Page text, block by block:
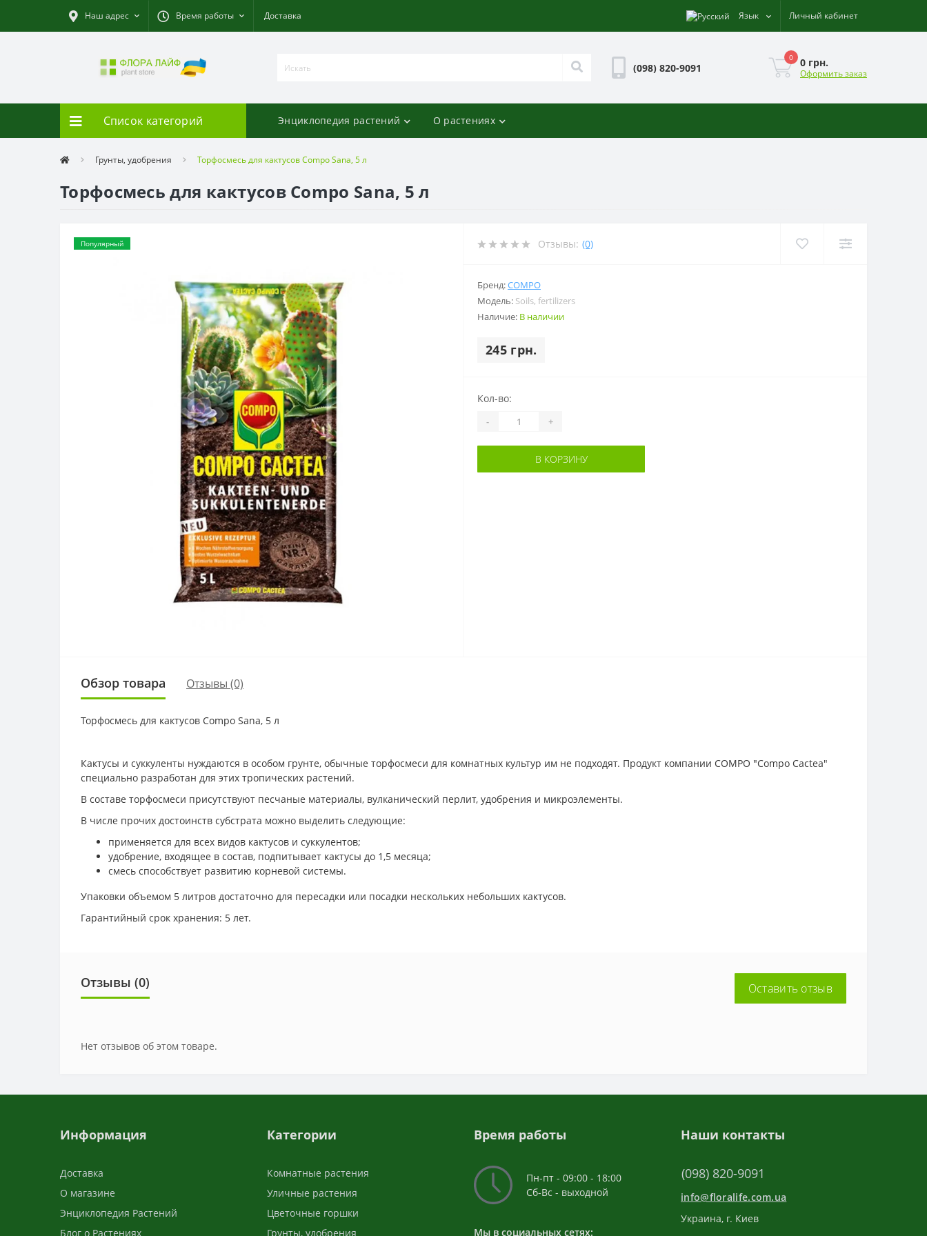
Наш адрес Время работы Доставка Язык Личный кабинет
(098) 820-9091
0 0 грн.
Оформить заказ
Список категорий Энциклопедия растений О растениях
Грунты, удобрения Торфосмесь для кактусов Compo Sana, 5 л
Торфосмесь для кактусов Compo Sana, 5 л
Популярный Отзывы: (0)
Бренд:COMPO
Модель: Soils, fertilizers
Наличие: В наличии
245 грн.
Кол-во:
- +
В КОРЗИНУ
Обзор товара Отзывы (0)
Торфосмесь для кактусов Compo Sana, 5 л
Кактусы и суккуленты нуждаются в особом грунте, обычные торфосмеси для комнатных культур им не подходят. Продукт компании COMPO "Compo Cactea"
специально разработан для этих тропических растений.
В составе торфосмеси присутствуют песчаные материалы, вулканический перлит, удобрения и микроэлементы.
В числе прочих достоинств субстрата можно выделить следующие:
применяется для всех видов кактусов и суккулентов;
удобрение, входящее в состав, подпитывает кактусы до 1,5 месяца;
смесь способствует развитию корневой системы.
Упаковки объемом 5 литров достаточно для пересадки или посадки нескольких небольших кактусов.
Гарантийный срок хранения: 5 лет.
Отзывы (0) Оставить отзыв
Нет отзывов об этом товаре.
Информация
Доставка
О магазине
Энциклопедия Растений
Блог о Растениях
Категории
Комнатные растения
Уличные растения
Цветочные горшки
Грунты, удобрения
Время работы
Пн-пт - 09:00 - 18:00
Сб-Вс - выходной
Мы в социальных сетях:
Наши контакты
(098) 820-9091
info@floralife.com.ua
Украина, г. Киев